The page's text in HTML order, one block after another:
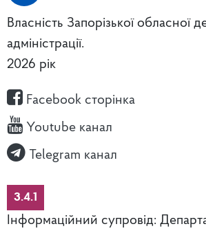
Власність Запорізької обласної
адміністрації.
2026 рік
Facebook сторінка
Youtube канал
Telegram канал
3.4.1
Інформаційний супровід: